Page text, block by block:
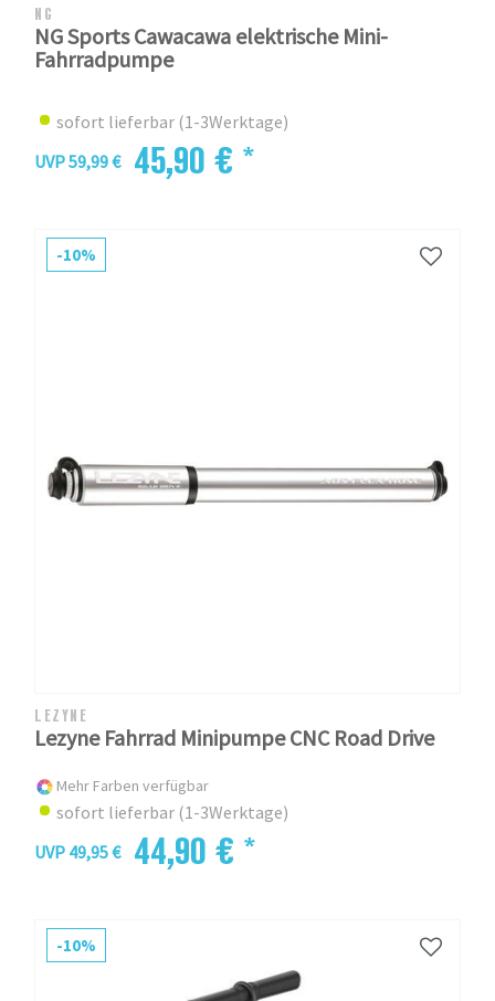
NG
NG Sports Cawacawa elektrische Mini-
Fahrradpumpe
sofort lieferbar (1-3Werktage)
UVP 59,99 €
45,90 € *
-10%
LEZYNE
Lezyne Fahrrad Minipumpe CNC Road Drive
Mehr Farben verfügbar
sofort lieferbar (1-3Werktage)
UVP 49,95 €
44,90 € *
-10%